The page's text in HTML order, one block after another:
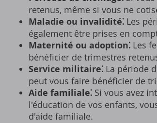
retenus‚ même si vous ne
Maladie ou invalidité⁚ Les
également être prises en
Maternité ou adoption⁚ Les
bénéficier de trimestres
Service militaire⁚ La période
peut vous faire bénéficier de
Aide familiale⁚ Si vous avez
l'éducation de vos enfants‚
d'aide familiale.